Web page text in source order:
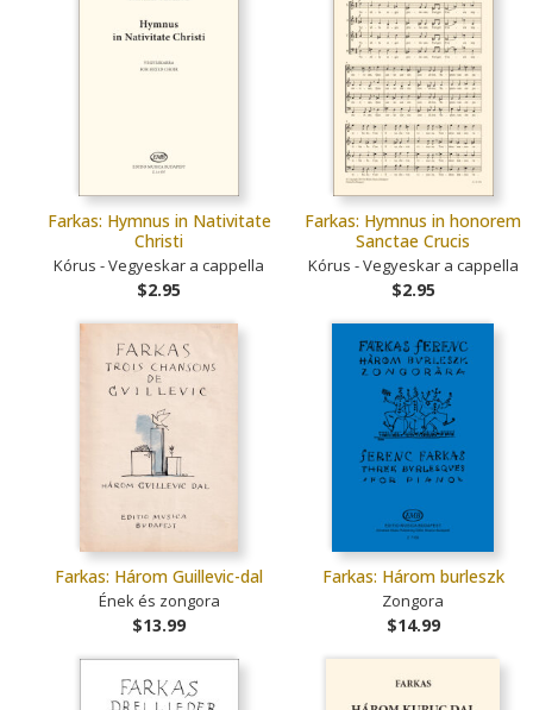
Farkas: Hymnus in Nativitate
Christi
Kórus - Vegyeskar a cappella
$2.95
Farkas: Hymnus in honorem
Sanctae Crucis
Kórus - Vegyeskar a cappella
$2.95
Farkas: Három Guillevic-dal
Ének és zongora
$13.99
Farkas: Három burleszk
Zongora
$14.99